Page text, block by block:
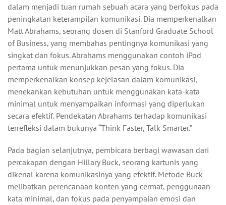
dalam menjadi tuan rumah sebuah acara yang berfokus pada
peningkatan keterampilan komunikasi. Dia memperkenalkan
Matt Abrahams, seorang dosen di Stanford Graduate School
of Business, yang membahas pentingnya komunikasi yang
singkat dan fokus. Abrahams menggunakan contoh iPod
pertama untuk menunjukkan pesan yang fokus. Dia
memperkenalkan konsep kejelasan dalam komunikasi,
menekankan kebutuhan untuk menggunakan kata-kata
minimal untuk menyampaikan informasi yang diperlukan
secara efektif. Pendekatan Abrahams terhadap komunikasi
terrefleksi dalam bukunya “Think Faster, Talk Smarter.”
Pada bagian selanjutnya, pembicara berbagi wawasan dari
percakapan dengan Hillary Buck, seorang kartunis yang
dikenal karena komunikasinya yang efektif. Metode Buck
melibatkan perencanaan konten yang cermat, penggunaan
kata minimal, dan fokus pada penyampaian emosi dan